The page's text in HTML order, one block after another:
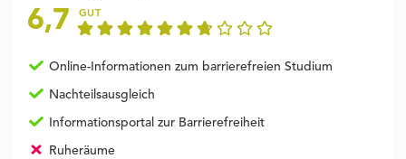
6,7 GUT
Online-Informationen zum barrierefreien Studium
Nachteilsausgleich
Informationsportal zur Barrierefreiheit
Ruheräume